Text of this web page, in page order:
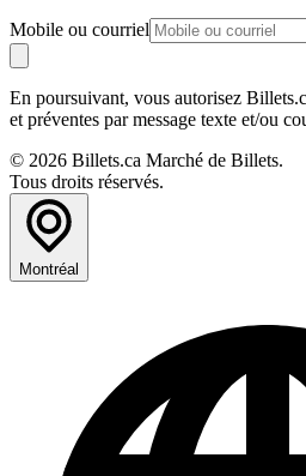
Mobile ou courriel
En poursuivant, vous autorisez
et préventes par message texte et/ou
© 2026 Billets.ca Marché de Billets.
Tous droits réservés.
Montréal